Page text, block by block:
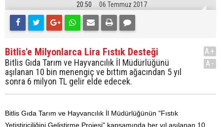
20:50 06 Temmuz 2017
Bitlis'e Milyonlarca Lira Fıstık Desteği
Bitlis Gıda Tarım ve Hayvancılık İl Müdürlüğünü
aşılanan 10 bin menengiç ve bıttım ağacından 5 yıl
sonra 6 milyon TL gelir elde edecek.
A+
A-
Bitlis Gıda Tarım ve Hayvancılık İl Müdürlüğünün "Fıstık
Yetiştiriciliğini Geliştirme Projesi" kapsamında her yıl aşılanan 10